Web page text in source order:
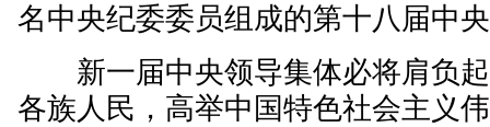
名中央纪委委员组成的第十八届中
新一届中央领导集体必将肩负起
各族人民，高举中国特色社会主义